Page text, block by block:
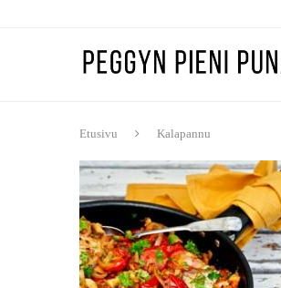
Etusivu Kalapannu